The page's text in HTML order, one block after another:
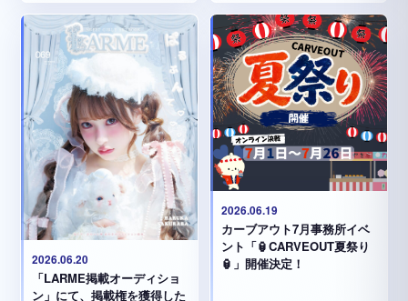
2026.06.20
「LARME掲載オーディショ
ン」にて、掲載権を獲得した
2026.06.19
カーブアウト7月事務所イベ
ント「🏮CARVEOUT夏祭り
🏮」開催決定！